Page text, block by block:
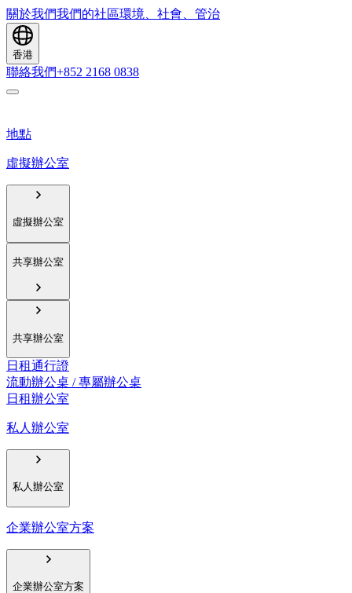
關於我們我們的社區環境、社會、管治
香港
聯絡我們+852 2168 0838
地點
虛擬辦公室
虛擬辦公室
共享辦公室
共享辦公室
日租通行證
流動辦公桌 / 專屬辦公桌
日租辦公室
私人辦公室
私人辦公室
企業辦公室方案
企業辦公室方案